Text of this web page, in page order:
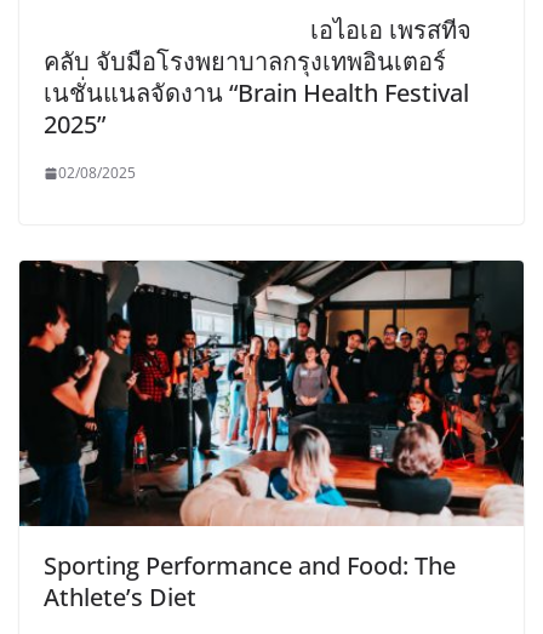
เอไอเอ เพรสทีจ
คลับ จับมือโรงพยาบาลกรุงเทพอินเตอร์
เนชั่นแนลจัดงาน “Brain Health Festival
2025”
02/08/2025
Sporting Performance and Food: The
Athlete’s Diet